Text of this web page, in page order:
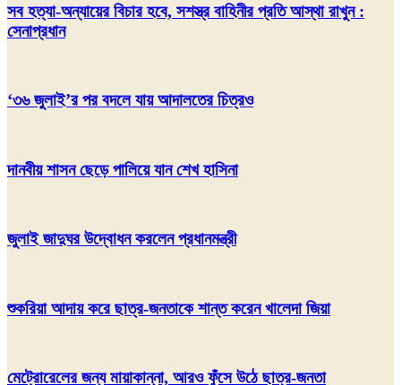
সব হত্যা-অন্যায়ের বিচার হবে, সশস্ত্র বাহিনীর প্রতি আস্থা রাখুন :
সেনাপ্রধান
‘৩৬ জুলাই’র পর বদলে যায় আদালতের চিত্রও
দানবীয় শাসন ছেড়ে পালিয়ে যান শেখ হাসিনা
জুলাই জাদুঘর উদ্বোধন করলেন প্রধানমন্ত্রী
শুকরিয়া আদায় করে ছাত্র-জনতাকে শান্ত করেন খালেদা জিয়া
মেট্রোরেলের জন্য মায়াকান্না, আরও ফুঁসে উঠে ছাত্র-জনতা